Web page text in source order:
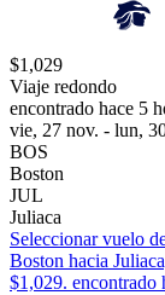
$1,029
Viaje redondo
encontrado hace 5
vie, 27 nov. - lun,
BOS
Boston
JUL
Juliaca
Seleccionar vuelo
Boston hacia
$1,029. encontrado